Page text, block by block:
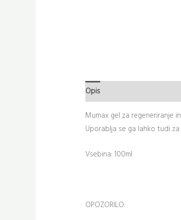
Opis
Mumax gel za regeneriranje
Uporablja se ga lahko tudi
Vsebina: 100ml
OPOZORILO: